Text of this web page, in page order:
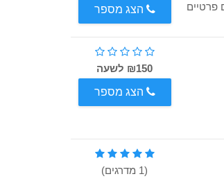
במתן שיעורים פרטיים
הצג מספר
₪150 לשעה
הצג מספר
(1 מדרגים)